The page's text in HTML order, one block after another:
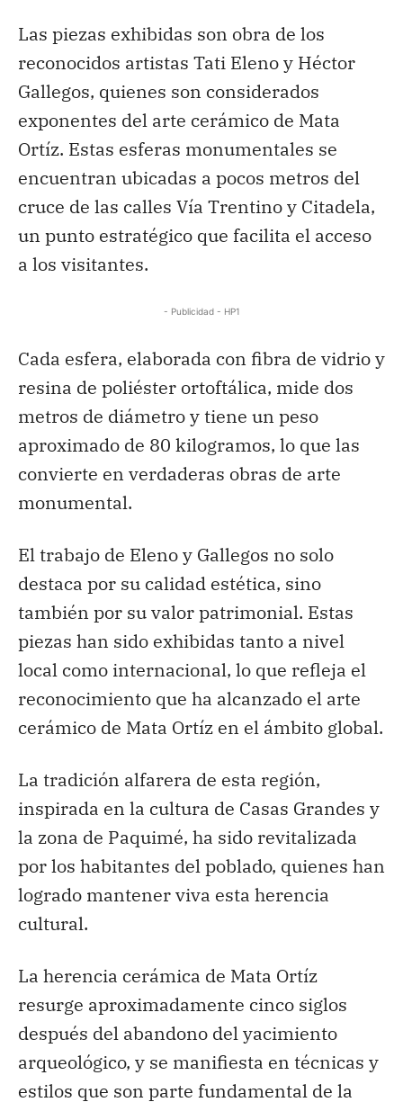
Las piezas exhibidas son obra de los
reconocidos artistas Tati Eleno y Héctor
Gallegos, quienes son considerados
exponentes del arte cerámico de Mata
Ortíz. Estas esferas monumentales se
encuentran ubicadas a pocos metros del
cruce de las calles Vía Trentino y Citadela,
un punto estratégico que facilita el acceso
a los visitantes.
- Publicidad - HP1
Cada esfera, elaborada con fibra de vidrio y
resina de poliéster ortoftálica, mide dos
metros de diámetro y tiene un peso
aproximado de 80 kilogramos, lo que las
convierte en verdaderas obras de arte
monumental.
El trabajo de Eleno y Gallegos no solo
destaca por su calidad estética, sino
también por su valor patrimonial. Estas
piezas han sido exhibidas tanto a nivel
local como internacional, lo que refleja el
reconocimiento que ha alcanzado el arte
cerámico de Mata Ortíz en el ámbito global.
La tradición alfarera de esta región,
inspirada en la cultura de Casas Grandes y
la zona de Paquimé, ha sido revitalizada
por los habitantes del poblado, quienes han
logrado mantener viva esta herencia
cultural.
La herencia cerámica de Mata Ortíz
resurge aproximadamente cinco siglos
después del abandono del yacimiento
arqueológico, y se manifiesta en técnicas y
estilos que son parte fundamental de la